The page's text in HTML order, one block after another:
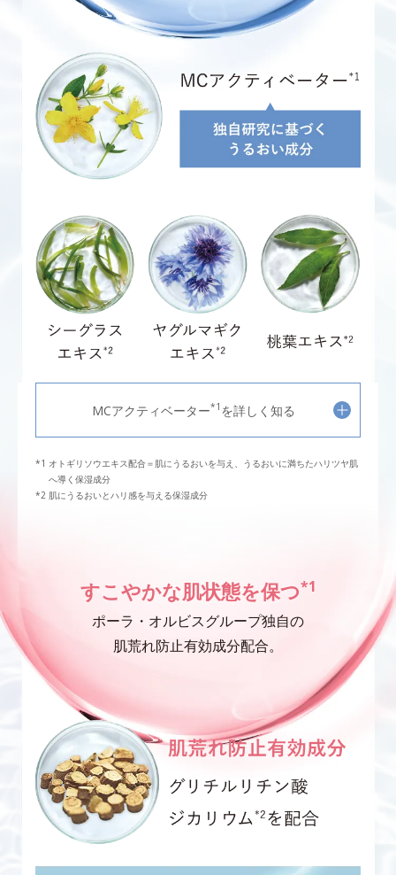
MCアクティベーター*1 を詳しく知る
オトギリソウエキス配合＝肌にうるおいを与え、うるおいに満ちたハリツヤ肌
へ導く保湿成分
肌にうるおいとハリ感を与える保湿成分
すこやかな肌状態を保つ*1
ポーラ・オルビスグループ独自の
肌荒れ防止有効成分配合。